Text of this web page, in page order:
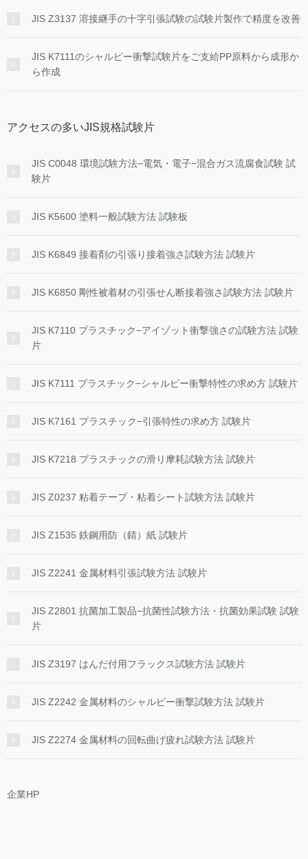
JIS Z3137 溶接継手の十字引張試験の試験片製作で精度を改善
JIS K7111のシャルピー衝撃試験片をご支給PP原料から成形か
ら作成
アクセスの多いJIS規格試験片
JIS C0048 環境試験方法−電気・電子−混合ガス流腐食試験 試
験片
JIS K5600 塗料一般試験方法 試験板
JIS K6849 接着剤の引張り接着強さ試験方法 試験片
JIS K6850 剛性被着材の引張せん断接着強さ試験方法 試験片
JIS K7110 プラスチック−アイゾット衝撃強さの試験方法 試験
片
JIS K7111 プラスチック−シャルピー衝撃特性の求め方 試験片
JIS K7161 プラスチック−引張特性の求め方 試験片
JIS K7218 プラスチックの滑り摩耗試験方法 試験片
JIS Z0237 粘着テープ・粘着シート試験方法 試験片
JIS Z1535 鉄鋼用防（錆）紙 試験片
JIS Z2241 金属材料引張試験方法 試験片
JIS Z2801 抗菌加工製品−抗菌性試験方法・抗菌効果試験 試験
片
JIS Z3197 はんだ付用フラックス試験方法 試験片
JIS Z2242 金属材料のシャルピー衝撃試験方法 試験片
JIS Z2274 金属材料の回転曲げ疲れ試験方法 試験片
企業HP